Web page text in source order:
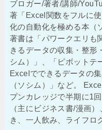
ブロガー/著者/講師/
著「Excel関数をフルに
化の自動化を極める本（
著書は「パワークエリも
きるデータの収集・整形
シム）」、「ピボットテ
Excelでできるデータの
（ソシム）」など。
プンカレッジで半期に1
（主にビジネス書/漫画
き、一人飲み、ライフロ